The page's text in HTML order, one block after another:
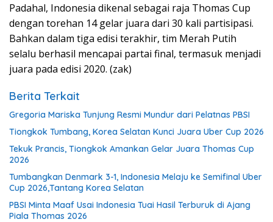
Padahal, Indonesia dikenal sebagai raja Thomas Cup
dengan torehan 14 gelar juara dari 30 kali partisipasi.
Bahkan dalam tiga edisi terakhir, tim Merah Putih
selalu berhasil mencapai partai final, termasuk menjadi
juara pada edisi 2020. (zak)
Berita Terkait
Gregoria Mariska Tunjung Resmi Mundur dari Pelatnas PBSI
Tiongkok Tumbang, Korea Selatan Kunci Juara Uber Cup 2026
Tekuk Prancis, Tiongkok Amankan Gelar Juara Thomas Cup
2026
Tumbangkan Denmark 3-1, Indonesia Melaju ke Semifinal Uber
Cup 2026,Tantang Korea Selatan
PBSI Minta Maaf Usai Indonesia Tuai Hasil Terburuk di Ajang
Piala Thomas 2026